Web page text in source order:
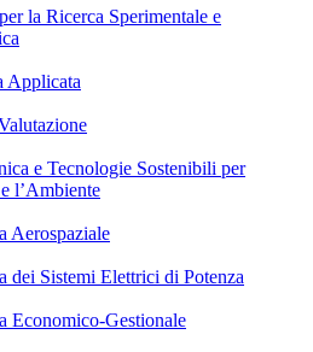
la Ricerca Sperimentale e
Applicata
e Tecnologie Sostenibili per
l’Ambiente
Aerospaziale
dei Sistemi Elettrici di Potenza
Economico-Gestionale